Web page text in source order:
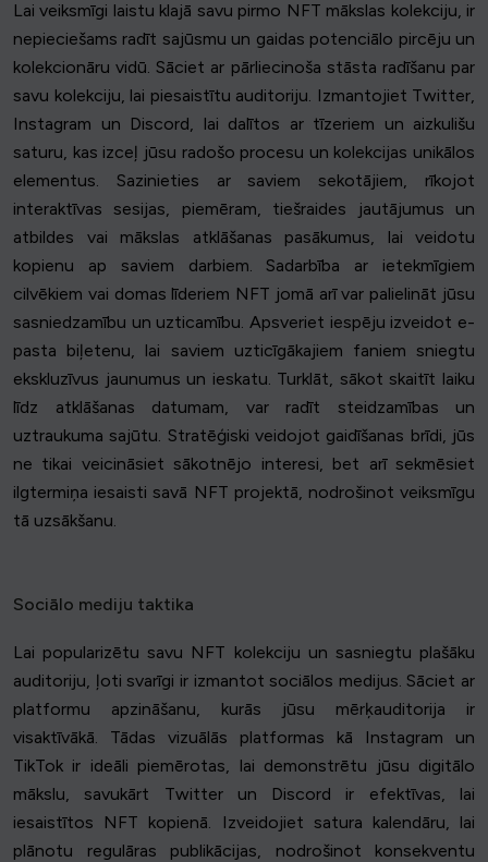
Lai veiksmīgi laistu klajā savu pirmo NFT mākslas kolekciju, ir
nepieciešams radīt sajūsmu un gaidas potenciālo pircēju un
kolekcionāru vidū. Sāciet ar pārliecinoša stāsta radīšanu par
savu kolekciju, lai piesaistītu auditoriju. Izmantojiet Twitter,
Instagram un Discord, lai dalītos ar tīzeriem un aizkulišu
saturu, kas izceļ jūsu radošo procesu un kolekcijas unikālos
elementus. Sazinieties ar saviem sekotājiem, rīkojot
interaktīvas sesijas, piemēram, tiešraides jautājumus un
atbildes vai mākslas atklāšanas pasākumus, lai veidotu
kopienu ap saviem darbiem. Sadarbība ar ietekmīgiem
cilvēkiem vai domas līderiem NFT jomā arī var palielināt jūsu
sasniedzamību un uzticamību. Apsveriet iespēju izveidot e-
pasta biļetenu, lai saviem uzticīgākajiem faniem sniegtu
ekskluzīvus jaunumus un ieskatu. Turklāt, sākot skaitīt laiku
līdz atklāšanas datumam, var radīt steidzamības un
uztraukuma sajūtu. Stratēģiski veidojot gaidīšanas brīdi, jūs
ne tikai veicināsiet sākotnējo interesi, bet arī sekmēsiet
ilgtermiņa iesaisti savā NFT projektā, nodrošinot veiksmīgu
tā uzsākšanu.
Sociālo mediju taktika
Lai popularizētu savu NFT kolekciju un sasniegtu plašāku
auditoriju, ļoti svarīgi ir izmantot sociālos medijus. Sāciet ar
platformu apzināšanu, kurās jūsu mērķauditorija ir
visaktīvākā. Tādas vizuālās platformas kā Instagram un
TikTok ir ideāli piemērotas, lai demonstrētu jūsu digitālo
mākslu, savukārt Twitter un Discord ir efektīvas, lai
iesaistītos NFT kopienā. Izveidojiet satura kalendāru, lai
plānotu regulāras publikācijas, nodrošinot konsekventu